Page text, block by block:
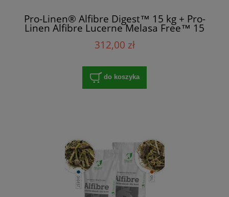
Pro-Linen® Alfibre Digest™ 15 kg + Pro-
Linen Alfibre Lucerne Melasa Free™ 15
312,00 zł
do koszyka